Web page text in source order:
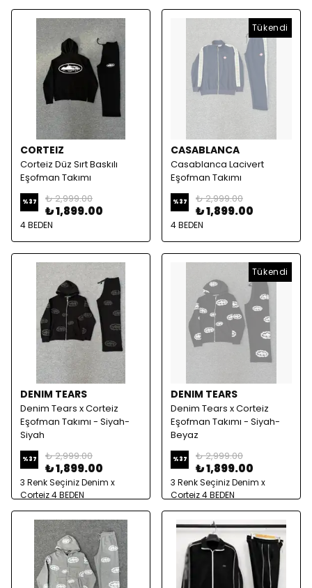
CORTEIZ
Corteiz Düz Sırt Baskılı
Eşofman Takımı
%37 ₺ 2,999.00
₺ 1,899.00
4 BEDEN
Tükendi
CASABLANCA
Casablanca Lacivert
Eşofman Takımı
%37 ₺ 2,999.00
₺ 1,899.00
4 BEDEN
DENIM TEARS
Denim Tears x Corteiz
Eşofman Takımı - Siyah-
Siyah
%37 ₺ 2,999.00
₺ 1,899.00
3 Renk Seçiniz Denim x
Corteiz 4 BEDEN
Tükendi
DENIM TEARS
Denim Tears x Corteiz
Eşofman Takımı - Siyah-
Beyaz
%37 ₺ 2,999.00
₺ 1,899.00
3 Renk Seçiniz Denim x
Corteiz 4 BEDEN